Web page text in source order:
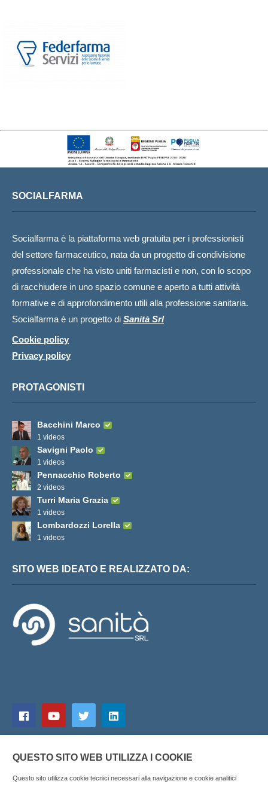
SOCIALFARMA
Socialfarma è la piattaforma web gratuita per i professionisti
del settore farmaceutico, nata da un progetto di condivisione
professionale che ha visto uniti farmacisti e non, con lo scopo
di racchiudere in uno spazio comune e aperto a tutti attività
formative e di approfondimento utili alla professione sanitaria.
Socialfarma è un progetto di Sanità Srl
Cookie policy
Privacy policy
PROTAGONISTI
Bacchini Marco
1 videos
Savigni Paolo
1 videos
Pennacchio Roberto
2 videos
Turri Maria Grazia
1 videos
Lombardozzi Lorella
1 videos
SITO WEB IDEATO E REALIZZATO DA:
QUESTO SITO WEB UTILIZZA I COOKIE
Questo sito utilizza cookie tecnici necessari alla navigazione e cookie analitici